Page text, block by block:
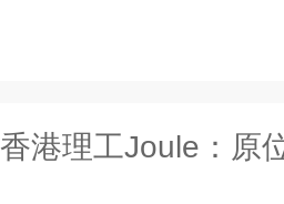
香港理工Joule：原位构建互穿网络p-i-